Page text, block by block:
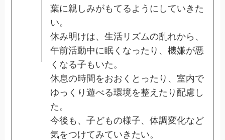
葉に親しみがもてるようにしていきた
い。
休み明けは、生活リズムの乱れから、
午前活動中に眠くなったり、機嫌が悪
くなる子もいた。
休息の時間をおおくとったり、室内で
ゆっくり遊べる環境を整えたり配慮し
た。
今後も、子どもの様子、体調変化など
気をつけてみていきたい。